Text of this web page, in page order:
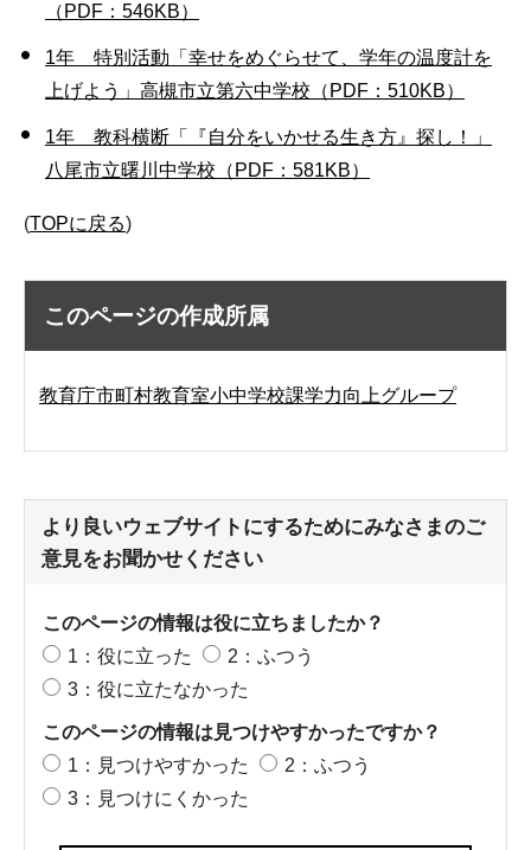
（PDF：546KB）
1年 特別活動「幸せをめぐらせて、学年の温度計を
上げよう」高槻市立第六中学校（PDF：510KB）
1年 教科横断「『自分をいかせる生き方』探し！」
八尾市立曙川中学校（PDF：581KB）
(TOPに戻る)
このページの作成所属
教育庁市町村教育室小中学校課学力向上グループ
より良いウェブサイトにするためにみなさまのご
意見をお聞かせください
このページの情報は役に立ちましたか？
1：役に立った
2：ふつう
3：役に立たなかった
このページの情報は見つけやすかったですか？
1：見つけやすかった
2：ふつう
3：見つけにくかった